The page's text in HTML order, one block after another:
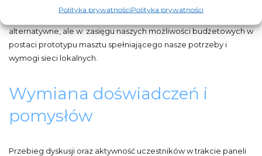
Polityka prywatnościPolityka prywatności
alternatywne, ale w zasięgu naszych możliwości budżetowych w
postaci prototypu masztu spełniającego nasze potrzeby i
wymogi sieci lokalnych.
Wymiana doświadczeń i
pomysłów
Przebieg dyskusji oraz aktywność uczestników w trakcie paneli